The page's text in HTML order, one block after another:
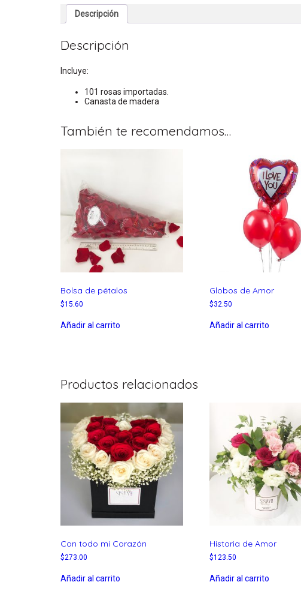
Descripción
Descripción
Incluye:
101 rosas importadas.
Canasta de madera
También te recomendamos…
Bolsa de pétalos
$15.60
Añadir al carrito
Globos de Amor
$32.50
Añadir al carrito
Productos relacionados
Con todo mi Corazón
$273.00
Añadir al carrito
Historia de Amor
$123.50
Añadir al carrito